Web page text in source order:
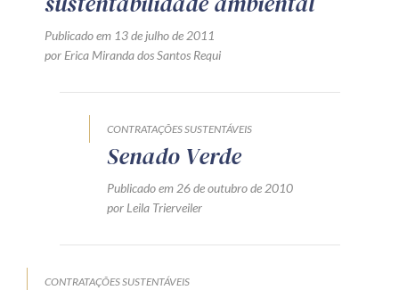
Publicado em 13 de julho de 2011
por Erica Miranda dos Santos Requi
CONTRATAÇÕES SUSTENTÁVEIS
Senado Verde
Publicado em 26 de outubro de 2010
por Leila Trierveiler
CONTRATAÇÕES SUSTENTÁVEIS